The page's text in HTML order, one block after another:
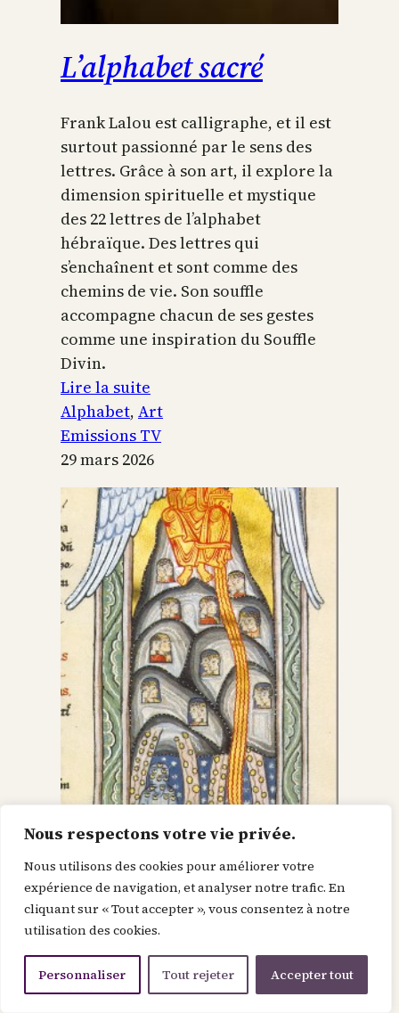
Nous respectons votre vie privée.
Nous utilisons des cookies pour améliorer votre
expérience de navigation, et analyser notre trafic. En
cliquant sur « Tout accepter », vous consentez à notre
utilisation des cookies.
Personnaliser Tout rejeter Accepter tout
L’alphabet sacré
Frank Lalou est calligraphe, et il est
surtout passionné par le sens des
lettres. Grâce à son art, il explore la
dimension spirituelle et mystique
des 22 lettres de l’alphabet
hébraïque. Des lettres qui
s’enchaînent et sont comme des
chemins de vie. Son souffle
accompagne chacun de ses gestes
comme une inspiration du Souffle
Divin.
Lire la suite
L’alphabet
sacré
Alphabet, Art
Emissions TV
29 mars 2026
Dieu dans le Christ,
recherche l’homme et
le renouvelle